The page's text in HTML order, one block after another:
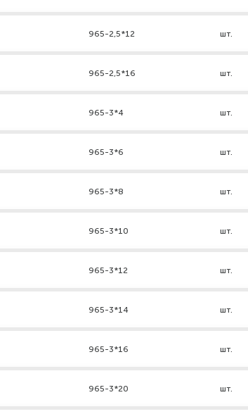
965-2,5*12 шт.
965-2,5*16 шт.
965-3*4 шт.
965-3*6 шт.
965-3*8 шт.
965-3*10 шт.
965-3*12 шт.
965-3*14 шт.
965-3*16 шт.
965-3*20 шт.